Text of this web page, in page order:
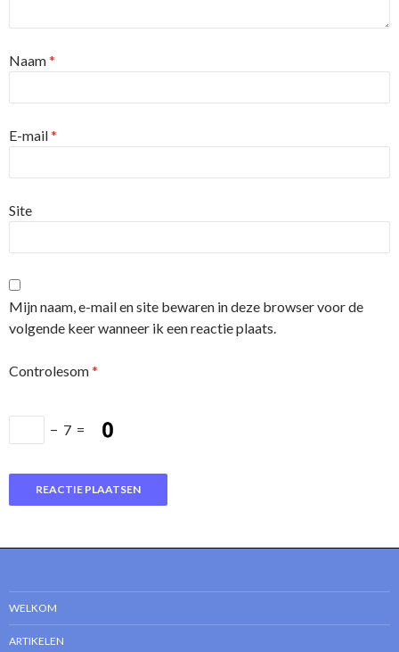
Naam*
E-mail*
Site
Mijn naam, e-mail en site bewaren in deze browser voor de
volgende keer wanneer ik een reactie plaats.
Controlesom*
− 7 =
WELKOM
ARTIKELEN